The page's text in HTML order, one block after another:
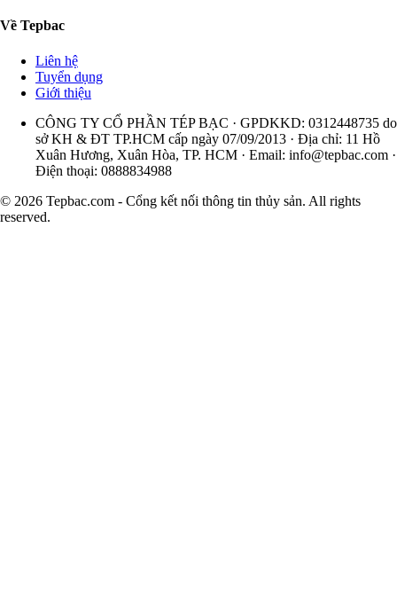
Về Tepbac
Liên hệ
Tuyển dụng
Giới thiệu
CÔNG TY CỔ PHẦN TÉP BẠC · GPDKKD: 0312448735 do
sở KH & ĐT TP.HCM cấp ngày 07/09/2013 · Địa chỉ: 11 Hồ
Xuân Hương, Xuân Hòa, TP. HCM · Email: info@tepbac.com ·
Điện thoại: 0888834988
© 2026 Tepbac.com - Cổng kết nối thông tin thủy sản. All rights
reserved.